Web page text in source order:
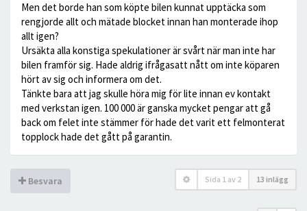
Men det borde han som köpte bilen kunnat upptäcka som
rengjorde allt och mätade blocket innan han monterade ihop
allt igen?
Ursäkta alla konstiga spekulationer är svårt när man inte har
bilen framför sig. Hade aldrig ifrågasatt nått om inte köparen
hört av sig och informera om det.
Tänkte bara att jag skulle höra mig för lite innan ev kontakt
med verkstan igen. 100 000 är ganska mycket pengar att gå
back om felet inte stämmer för hade det varit ett felmonterat
topplock hade det gått på garantin.
Besvara Sida 1 av 2 13 inlägg